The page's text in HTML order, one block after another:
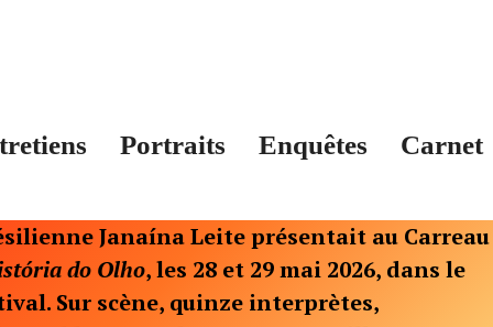
Portraits Enquêtes Carnet
Janaína Leite présentait au Carreau
do Olho, les 28 et 29 mai 2026, dans le
Sur scène, quinze interprètes,